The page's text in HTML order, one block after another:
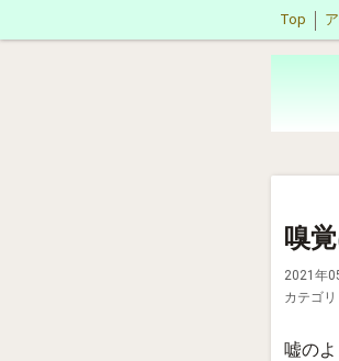
Top
嗅
2021年
カテゴリ
嘘の